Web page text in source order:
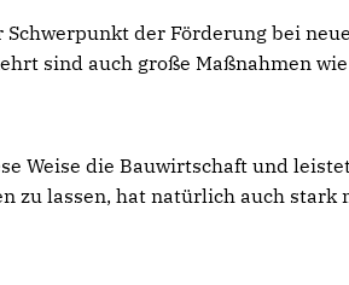
der Förderung bei
sind auch große Maßnahmen
Weise die Bauwirtschaft und
zu lassen, hat natürlich auch stark